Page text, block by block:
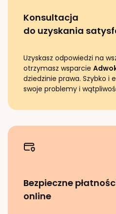
Konsultacja
do uzyskania
Uzyskasz odpowiedzi na
otrzymasz wsparcie
dziedzinie prawa. Szybko i
swoje problemy i
Bezpieczne
online